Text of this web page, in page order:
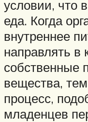
условии, что
еда. Когда
внутреннее
направлять в
собственные
вещества,
процесс,
младенцев